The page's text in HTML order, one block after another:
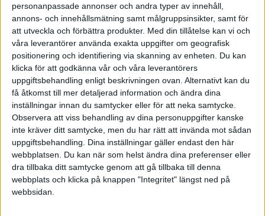
personanpassade annonser och andra typer av innehåll,
annons- och innehållsmätning samt målgruppsinsikter, samt för
att utveckla och förbättra produkter. Med din tillåtelse kan vi och
våra leverantörer använda exakta uppgifter om geografisk
positionering och identifiering via skanning av enheten. Du kan
klicka för att godkänna vår och våra leverantörers
uppgiftsbehandling enligt beskrivningen ovan. Alternativt kan du
få åtkomst till mer detaljerad information och ändra dina
inställningar innan du samtycker eller för att neka samtycke.
Observera att viss behandling av dina personuppgifter kanske
inte kräver ditt samtycke, men du har rätt att invända mot sådan
uppgiftsbehandling. Dina inställningar gäller endast den här
webbplatsen. Du kan när som helst ändra dina preferenser eller
dra tillbaka ditt samtycke genom att gå tillbaka till denna
webbplats och klicka på knappen "Integritet" längst ned på
webbsidan.
Och ja, jag förstår att ingen kan ge mig ettexakt
pris men jag vill bara ha ett ungefärligt! 🙂
swetrot
2010-02-26 15:09
På www.packoplock.se finns det en så kallad
Visitkortslåda med måtten 97x60x35mm (ArtNr
798002). Den kostar 3kr/st att köpa i 100-pack.